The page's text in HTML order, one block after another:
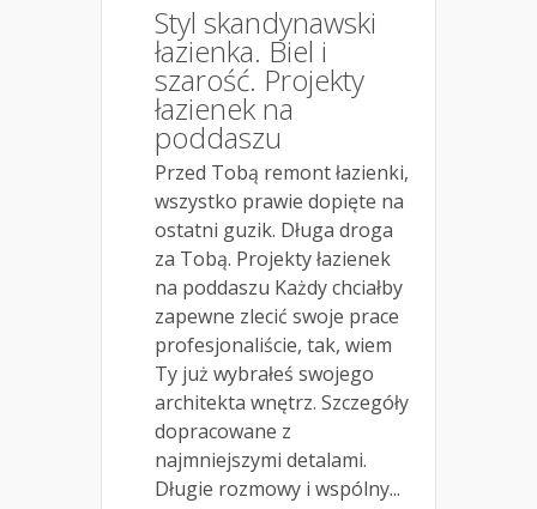
Styl skandynawski
łazienka. Biel i
szarość. Projekty
łazienek na
poddaszu
Przed Tobą remont łazienki,
wszystko prawie dopięte na
ostatni guzik. Długa droga
za Tobą. Projekty łazienek
na poddaszu Każdy chciałby
zapewne zlecić swoje prace
profesjonaliście, tak, wiem
Ty już wybrałeś swojego
architekta wnętrz. Szczegóły
dopracowane z
najmniejszymi detalami.
Długie rozmowy i wspólny...